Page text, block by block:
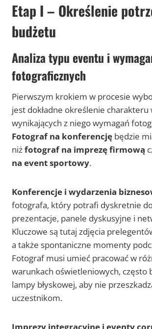
Etap I – Określenie
budżetu
Analiza typu eventu i
fotograficznych
Pierwszym krokiem w procesie
jest dokładne określenie charakteru
wynikających z niego wymagań
Fotograf na konferencję będzie
niżfotograf na imprezę firmową
na event sportowy.
Konferencje i wydarzenia
fotografa, który potrafi dyskretnie
prezentacje, panele dyskusyjne i
Kluczowe są tutaj zdjęcia
a także spontaniczne momenty
Fotograf musi umieć pracować w
warunkach oświetleniowych, często
lampy błyskowej, aby nie
uczestnikom.